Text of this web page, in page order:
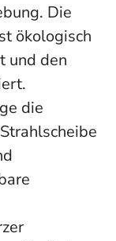
Die
ökologisch
und den
die